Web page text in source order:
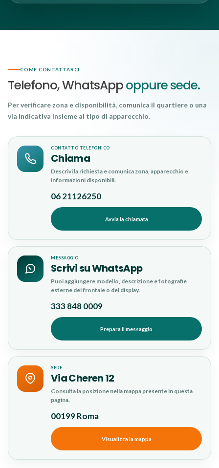
COME CONTATTARCI
Telefono, WhatsAppoppure sede.
Per verificare zona e disponibilità, comunica il quartiere o una
via indicativa insieme al tipo di apparecchio.
CONTATTO TELEFONICO
Chiama
Descrivi la richiesta e comunica zona, apparecchio e
informazioni disponibili.
06 21126250
Avvia la chiamata
MESSAGGIO
Scrivi su WhatsApp
Puoi aggiungere modello, descrizione e fotografie
esterne del frontale o del display.
333 848 0009
Prepara il messaggio
SEDE
Via Cheren 12
Consulta la posizione nella mappa presente in questa
pagina.
00199 Roma
Visualizza la mappa